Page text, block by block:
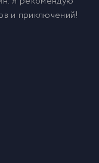
и приключений!